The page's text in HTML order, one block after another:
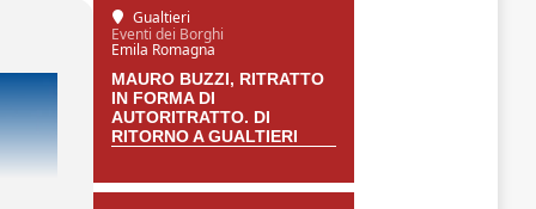
Gualtieri
Eventi dei Borghi
Emila Romagna
MAURO BUZZI, RITRATTO
IN FORMA DI
AUTORITRATTO. DI
RITORNO A GUALTIERI